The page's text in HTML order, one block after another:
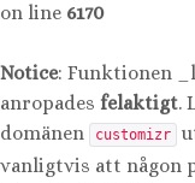
on line 6170
Notice: Funktionen
anropades felaktigt.
domänen
customizr
vanligtvis att någon